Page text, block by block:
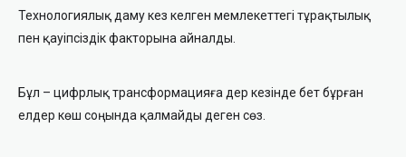
Технологиялық даму кез келген мемлекеттегі тұрақтылық
пен қауіпсіздік факторына айналды.
Бұл – цифрлық трансформацияға дер кезінде бет бұрған
елдер көш соңында қалмайды деген сөз.